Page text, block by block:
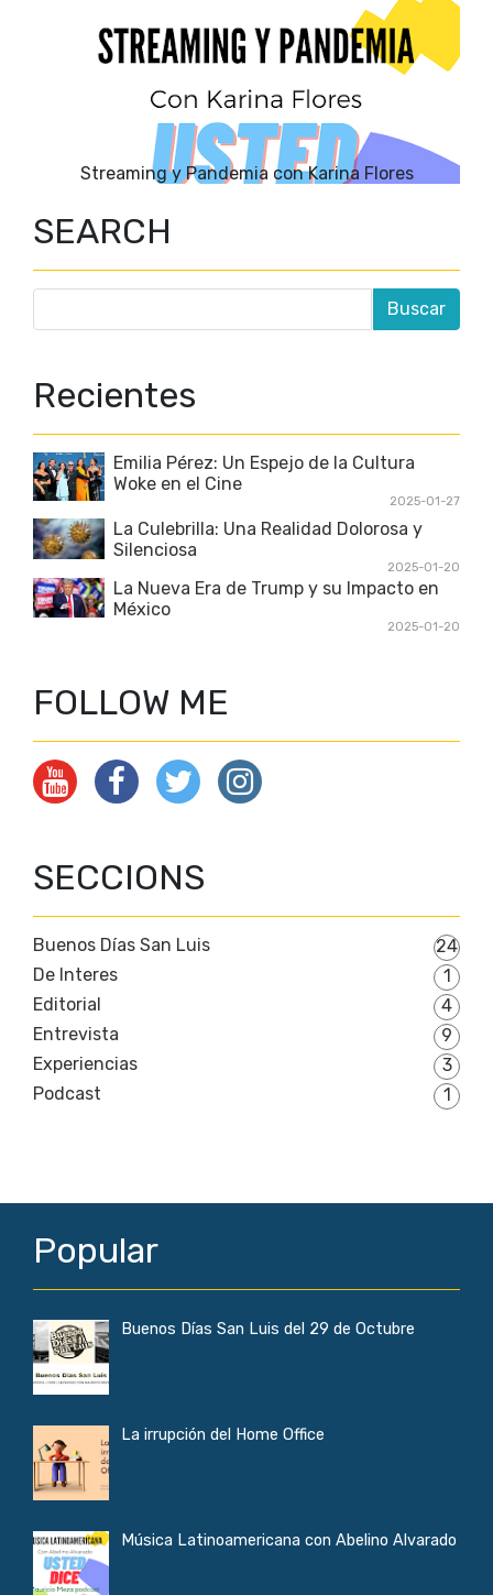
Streaming y Pandemia con Karina Flores
SEARCH
Recientes
Emilia Pérez: Un Espejo de la Cultura
Woke en el Cine
2025-01-27
La Culebrilla: Una Realidad Dolorosa y
Silenciosa
2025-01-20
La Nueva Era de Trump y su Impacto en
México
2025-01-20
FOLLOW ME
SECCIONS
Buenos Días San Luis
24
De Interes
1
Editorial
4
Entrevista
9
Experiencias
3
Podcast
1
Popular
Buenos Días San Luis del 29 de Octubre
La irrupción del Home Office
Música Latinoamericana con Abelino Alvarado